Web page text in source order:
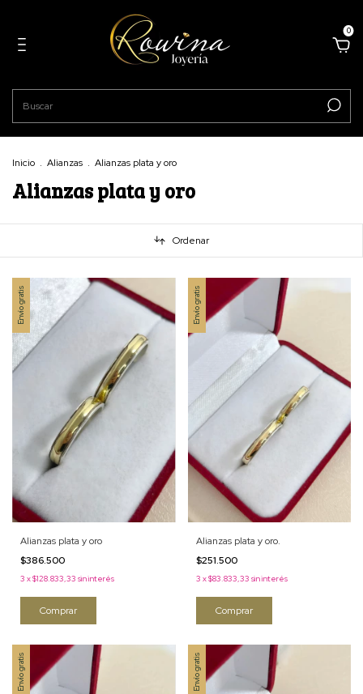
0
Inicio . Alianzas . Alianzas plata y oro
Alianzas plata y oro
Ordenar
Envío gratis
Alianzas plata y oro
$386.500
3 x$128.833,33 sin interés
Comprar
Envío gratis
Alianzas plata y oro.
$251.500
3 x$83.833,33 sin interés
Comprar
Envío gratis Envío gratis